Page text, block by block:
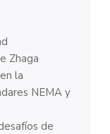
Zhaga
la
NEMA y
de